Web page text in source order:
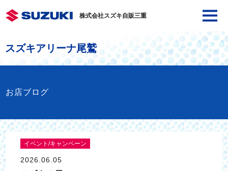
株式会社スズキ自販三重
スズキアリーナ尾鷲
お店ブログ
イベント/キャンペーン
2026.06.05